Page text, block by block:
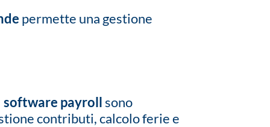
permette una gestione
software payrollsono
contributi, calcolo ferie e